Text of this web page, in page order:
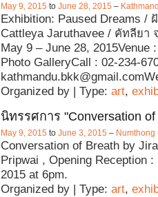
May 9, 2015 to June 28, 2015 –
Exhibition: Paused Dreams /
Cattleya Jaruthavee / คัทลียา
May 9 – June 28, 2015Venue
Photo GalleryCall : 02-234-
Organized by | Type: art,
นิทรรศการ "Conversation of
May 9, 2015 to June 3, 2015 – Numthong
Conversation of Breath by
Pripwai , Opening Reception
2015 at 6pm.
Organized by | Type: art,